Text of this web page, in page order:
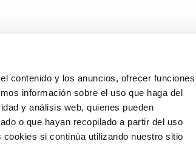
contenido y los anuncios, ofrecer funciones
información sobre el uso que haga del
y análisis web, quienes pueden
o que hayan recopilado a partir del uso
si continúa utilizando nuestro sitio